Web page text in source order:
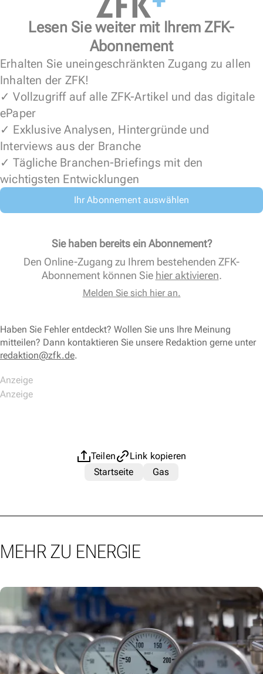
Lesen Sie weiter mit Ihrem ZFK-
Abonnement
Erhalten Sie uneingeschränkten Zugang zu allen
Inhalten der ZFK!
✓ Vollzugriff auf alle ZFK-Artikel und das digitale
ePaper
✓ Exklusive Analysen, Hintergründe und
Interviews aus der Branche
✓ Tägliche Branchen-Briefings mit den
wichtigsten Entwicklungen
Ihr Abonnement auswählen
Sie haben bereits ein Abonnement?
Den Online-Zugang zu Ihrem bestehenden ZFK-
Abonnement können Sie hier aktivieren.
Melden Sie sich hier an.
Haben Sie Fehler entdeckt? Wollen Sie uns Ihre Meinung
mitteilen? Dann kontaktieren Sie unsere Redaktion gerne unter
redaktion@zfk.de.
Teilen
Link kopieren
Startseite
Gas
MEHR ZU ENERGIE